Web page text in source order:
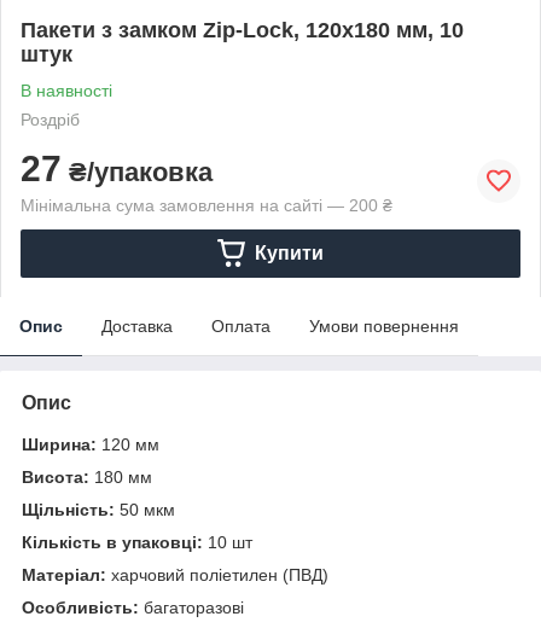
Пакети з замком Zip-Lock, 120х180 мм, 10
штук
В наявності
Роздріб
27 ₴/упаковка
Мінімальна сума замовлення на сайті — 200 ₴
Купити
Опис Доставка Оплата Умови повернення
Опис
Ширина: 120 мм
Висота: 180 мм
Щільність: 50 мкм
Кількість в упаковці: 10 шт
Матеріал: харчовий поліетилен (ПВД)
Особливість: багаторазові